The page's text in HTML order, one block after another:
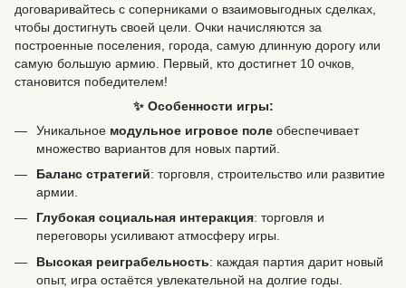
договаривайтесь с соперниками о взаимовыгодных сделках,
чтобы достигнуть своей цели. Очки начисляются за
построенные поселения, города, самую длинную дорогу или
самую большую армию. Первый, кто достигнет 10 очков,
становится победителем!
✨ Особенности игры:
Уникальное модульное игровое поле обеспечивает
множество вариантов для новых партий.
Баланс стратегий: торговля, строительство или развитие
армии.
Глубокая социальная интеракция: торговля и
переговоры усиливают атмосферу игры.
Высокая реиграбельность: каждая партия дарит новый
опыт, игра остаётся увлекательной на долгие годы.